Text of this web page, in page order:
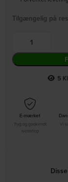
Tilgængelig på
5
E-mærket
Tryg og godkendt
Vi